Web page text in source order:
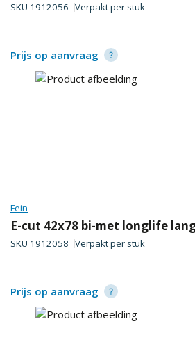
SKU 1912056 Verpakt per stuk
Prijs op aanvraag
Fein
E-cut 42x78 bi-met longlife
SKU 1912058 Verpakt per stuk
Prijs op aanvraag